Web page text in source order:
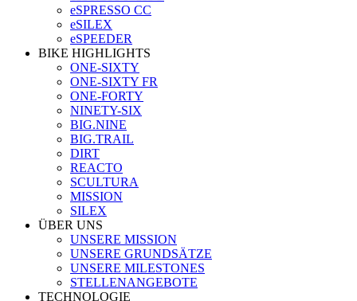
eSPRESSO CC
eSILEX
eSPEEDER
BIKE HIGHLIGHTS
ONE-SIXTY
ONE-SIXTY FR
ONE-FORTY
NINETY-SIX
BIG.NINE
BIG.TRAIL
DIRT
REACTO
SCULTURA
MISSION
SILEX
ÜBER UNS
UNSERE MISSION
UNSERE GRUNDSÄTZE
UNSERE MILESTONES
STELLENANGEBOTE
TECHNOLOGIE